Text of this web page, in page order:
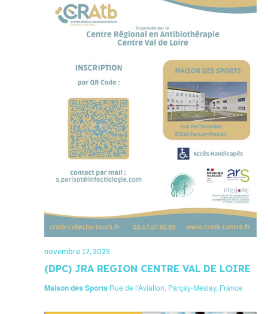
(DPC) JRA REGION CENTRE VAL DE LOIRE
novembre 17, 2025
Maison des Sports Rue de l'Aviation, Parçay-Meslay, France